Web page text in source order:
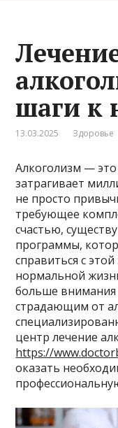
шаги к
13.03.2025 Здоровье
Алкоголизм —
затрагивает
не просто
требующее
счастью,
программы,
справиться с
нормальной
больше
страдающим от
центр лечение
https://
оказать